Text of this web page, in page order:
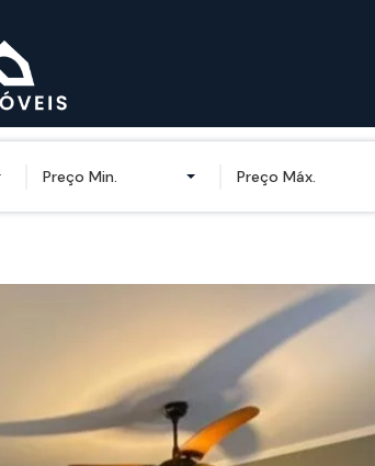
Preço Min. Preço Máx.